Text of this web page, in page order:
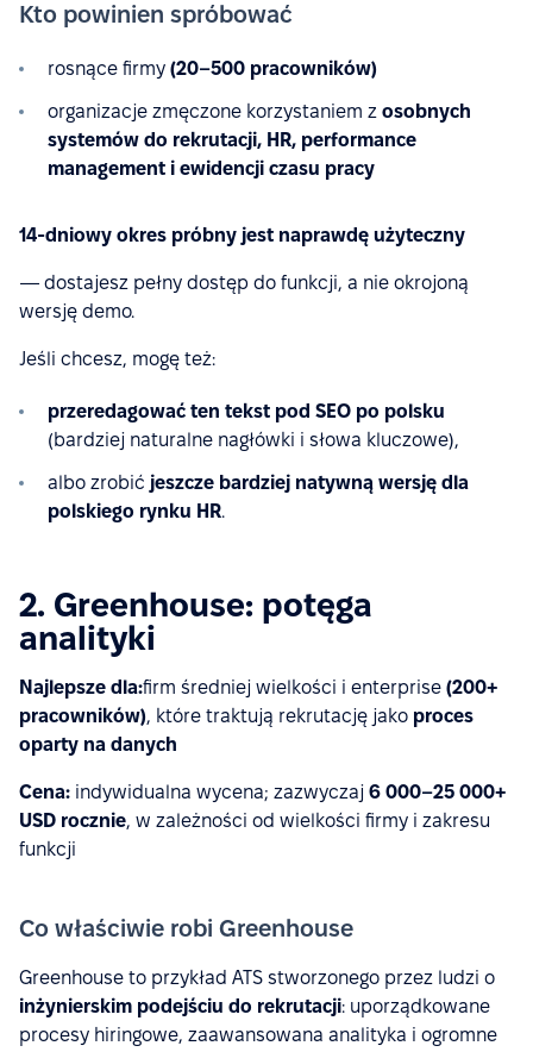
Kto powinien spróbować
rosnące firmy (20–500 pracowników)
organizacje zmęczone korzystaniem z osobnych
systemów do rekrutacji, HR, performance
management i ewidencji czasu pracy
14-dniowy okres próbny jest naprawdę użyteczny
— dostajesz pełny dostęp do funkcji, a nie okrojoną
wersję demo.
Jeśli chcesz, mogę też:
przeredagować ten tekst pod SEO po polsku
(bardziej naturalne nagłówki i słowa kluczowe),
albo zrobić jeszcze bardziej natywną wersję dla
polskiego rynku HR.
2. Greenhouse: potęga
analityki
Najlepsze dla:firm średniej wielkości i enterprise (200+
pracowników), które traktują rekrutację jako proces
oparty na danych
Cena: indywidualna wycena; zazwyczaj 6 000–25 000+
USD rocznie, w zależności od wielkości firmy i zakresu
funkcji
Co właściwie robi Greenhouse
Greenhouse to przykład ATS stworzonego przez ludzi o
inżynierskim podejściu do rekrutacji: uporządkowane
procesy hiringowe, zaawansowana analityka i ogromne